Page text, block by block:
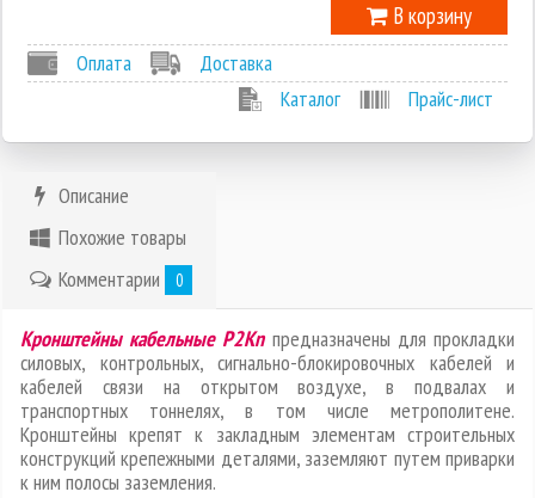
В корзину
Оплата
Доставка
Каталог
Прайс-лист
Описание
Похожие товары
Комментарии
0
Кронштейны кабельные Р2Кnпредназначены для прокладки
силовых, контрольных, сигнально-блокировочных кабелей и
кабелей связи на открытом воздухе, в подвалах и
транспортных тоннелях, в том числе метрополитене.
Кронштейны крепят к закладным элементам строительных
конструкций крепежными деталями, заземляют путем приварки
к ним полосы заземления.